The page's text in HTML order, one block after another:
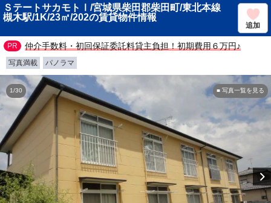
ＳテートサカモトⅠ/宮城県柴田郡柴田町/東北本線
槻木駅/1K/23㎡/202の賃貸物件情報
追加
仲介手数料・初回保証委託料貸主負担！初期費用６万円♪
写真満載 パノラマ
■ 写真一覧を見る
1/30